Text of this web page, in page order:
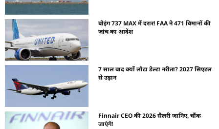
बोइंग 737 MAX में दरार! FAA ने 471 विमानों की
जांच का आदेश
7 साल बाद क्यों लौटा डेल्टा नरीता? 2027 सिएटल
से उड़ान
Finnair CEO की 2026 सैलरी जानिए, चौंक
जाएंगे!